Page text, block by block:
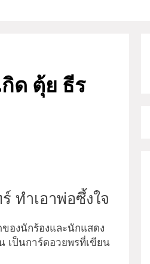
ด ตุ้ย ธีร
ทำเอาพ่อซึ้งใจ
องนักร้องและนักแสดง
เป็นการ์ดอวยพรที่เขียน